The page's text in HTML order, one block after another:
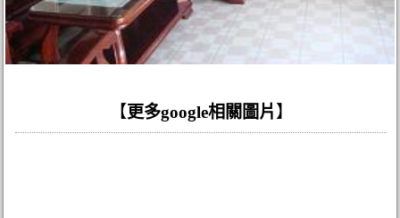
【 更多google相關圖片 】